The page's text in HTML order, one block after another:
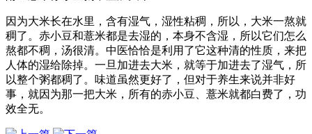
因为大米长在水里，含有湿气，湿性粘稠，所以，大米一熬就
稠了。赤小豆和薏米都是去湿的，本身不含湿，所以它们怎么
熬都不稠，汤很清。中医恰恰是利用了它这种清的性质，来把
人体的湿给除掉。一旦加进去大米，就等于加进去了湿气，所
以整个粥都稠了。味道虽然更好了，但对于养生来说并非好
事，就因为那一把大米，所有的赤小豆、薏米就都白费了，功
效全无。